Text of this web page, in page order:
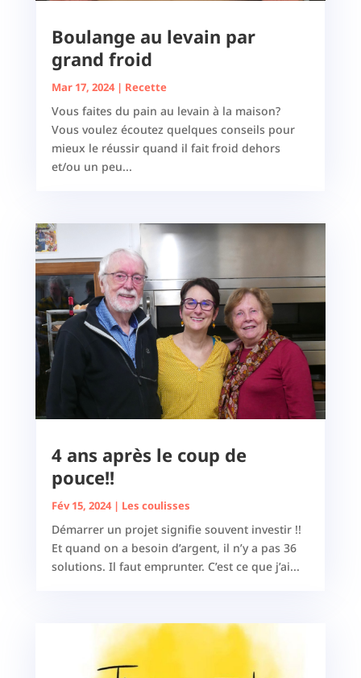
Boulange au levain par
grand froid
Mar 17, 2024| Recette
Vous faites du pain au levain à la maison?
Vous voulez écoutez quelques conseils pour
mieux le réussir quand il fait froid dehors
et/ou un peu...
4 ans après le coup de
pouce!!
Fév 15, 2024| Les coulisses
Démarrer un projet signifie souvent investir !!
Et quand on a besoin d’argent, il n’y a pas 36
solutions. Il faut emprunter. C’est ce que j’ai...